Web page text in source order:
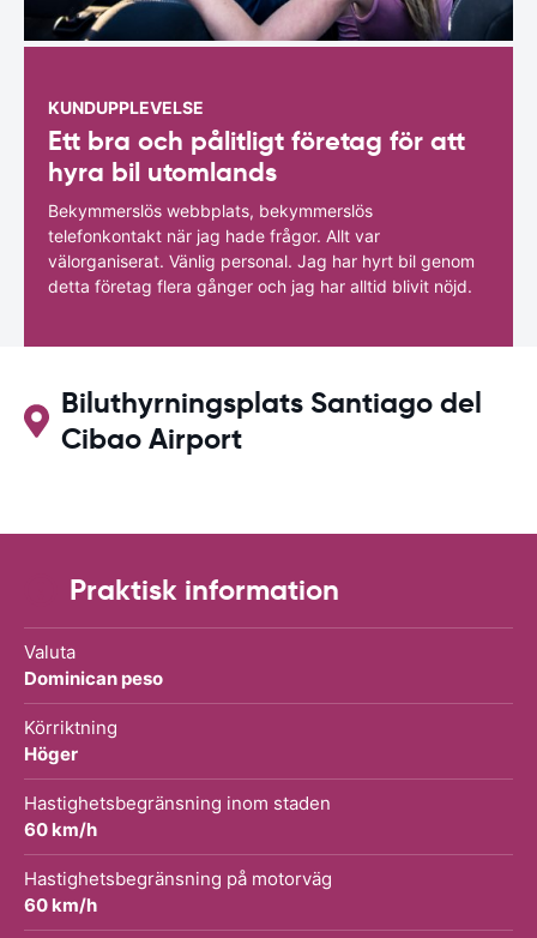
KUNDUPPLEVELSE
Ett bra och pålitligt företag för att
hyra bil utomlands
Bekymmerslös webbplats, bekymmerslös
telefonkontakt när jag hade frågor. Allt var
välorganiserat. Vänlig personal. Jag har hyrt bil genom
detta företag flera gånger och jag har alltid blivit nöjd.
Biluthyrningsplats Santiago del
Cibao Airport
Praktisk information
Valuta
Dominican peso
Körriktning
Höger
Hastighetsbegränsning inom staden
60 km/h
Hastighetsbegränsning på motorväg
60 km/h